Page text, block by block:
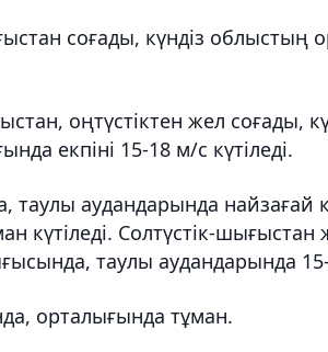
соғады, күндіз облыстың
оңтүстіктен жел соғады,
екпіні 15-18 м/с күтіледі.
аудандарында найзағай
күтіледі. Солтүстік-
таулы аудандарында 15-
орталығында тұман.